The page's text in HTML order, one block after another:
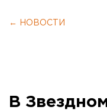
← НОВОСТИ
В